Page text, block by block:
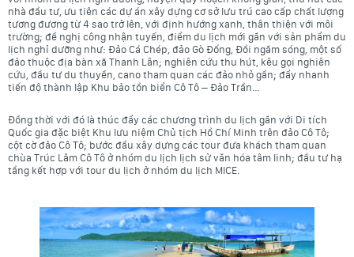
nhà đầu tư, ưu tiên các dự án xây dựng cơ sở lưu trú cao cấp chất lượng
tương đương từ 4 sao trở lên, với định hướng xanh, thân thiện với môi
trường; đề nghị công nhận tuyến, điểm du lịch mới gắn với sản phẩm du
lịch nghỉ dưỡng như: Đảo Cá Chép, đảo Gò Đống, Đồi ngắm sóng, một số
đảo thuộc địa bàn xã Thanh Lân; nghiên cứu thu hút, kêu gọi nghiên
cứu, đầu tư du thuyền, cano tham quan các đảo nhỏ gần; đẩy nhanh
tiến độ thành lập Khu bảo tồn biển Cô Tô – Đảo Trần…
Đồng thời với đó là thúc đẩy các chương trình du lịch gắn với Di tích
Quốc gia đặc biệt Khu lưu niệm Chủ tịch Hồ Chí Minh trên đảo Cô Tô;
cột cờ đảo Cô Tô; bước đầu xây dựng các tour đưa khách tham quan
chùa Trúc Lâm Cô Tô ở nhóm du lịch lịch sử văn hóa tâm linh; đầu tư hạ
tầng kết hợp với tour du lịch ở nhóm du lịch MICE.